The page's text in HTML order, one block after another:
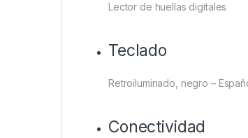
Lector de huellas digitales
Teclado
Retroiluminado, negro –
Conectividad